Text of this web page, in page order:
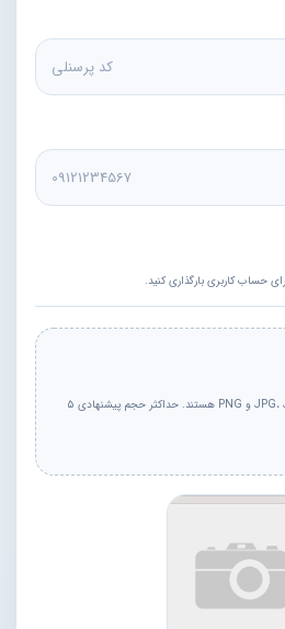
حساب کاربری بارگذاری کنید.
فرمت‌های مجاز JPG، JPEG و PNG هستند. حداکثر حجم پیشنهادی ۵